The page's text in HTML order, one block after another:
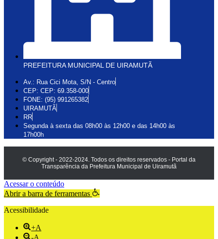
PREFEITURA MUNICIPAL DE UIRAMUTÃ
Av.: Rua Cici Mota, S/N - Centro
CEP: CEP: 69.358-000
FONE: (95) 991265382
UIRAMUTÃ
RR
Segunda à sexta das 08h00 às 12h00 e das 14h00 às
17h00h
© Copyright - 2022-2024. Todos os direitos reservados - Portal da
Transparência da Prefeitura Municipal de Uiramutã
Acessar o conteúdo
Abrir a barra de ferramentas
Acessibilidade
+A
-A